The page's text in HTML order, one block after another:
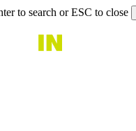
to search or ESC to close